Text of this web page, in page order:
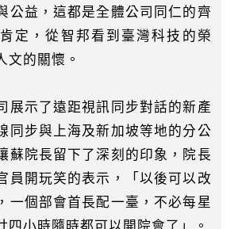
公益，這都是全體公司同仁的齊
定，從智邦看到臺灣科技的榮
文的關懷。
展示了遠距視訊同步對話的新產
同步與上海及新加坡等地的分公
蘇院長留下了深刻的印象，院長
員開玩笑的表示，「以後可以改
一個部會首長配一臺，不必每星